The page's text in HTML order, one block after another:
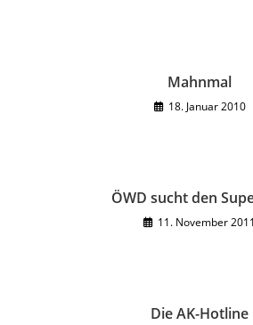
Mahnmal
18. Januar 2010
ÖWD sucht den
11. November 2011
Die AK-Hotline